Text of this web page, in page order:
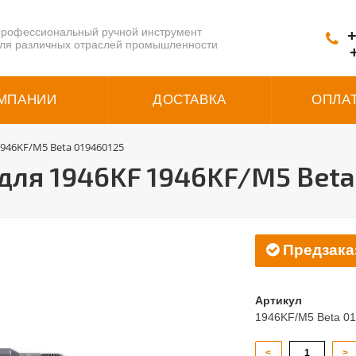
ручной инструмент
различных отраслей промышленности
ДОСТАВКА
M5 Beta 019460125
1946KF 1946KF/M5
Артикул
1946KF/M5 Beta
< >